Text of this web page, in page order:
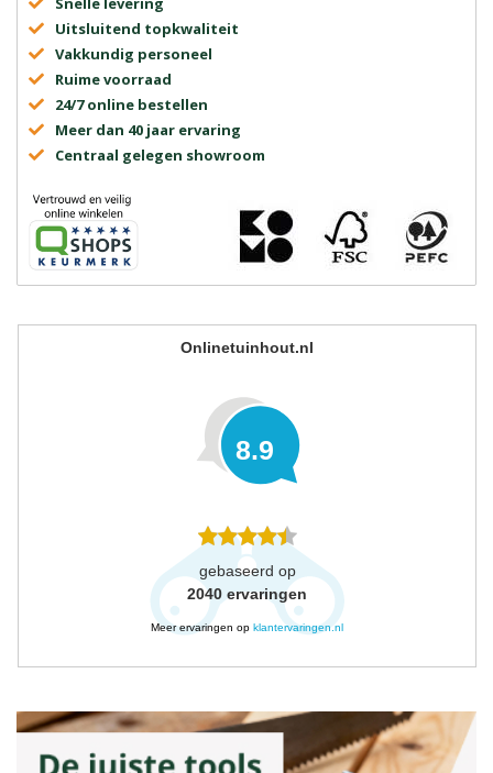
Uitsluitend topkwaliteit
Vakkundig personeel
Ruime voorraad
24/7 online bestellen
Meer dan 40 jaar ervaring
Centraal gelegen showroom
Onlinetuinhout.nl
8.9
gebaseerd op
2040 ervaringen
Meer ervaringen op klantervaringen.nl